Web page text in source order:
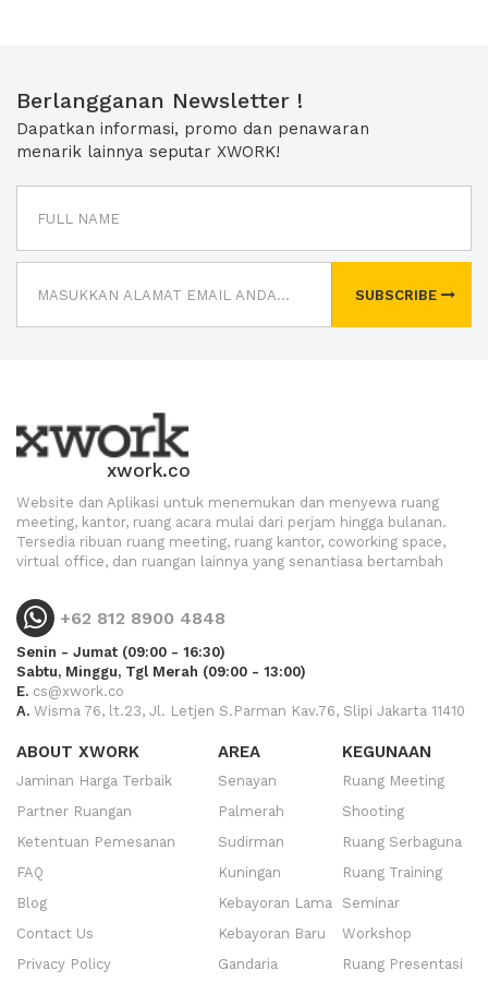
Berlangganan Newsletter !
Dapatkan informasi, promo dan penawaran
menarik lainnya seputar XWORK!
SUBSCRIBE
xwork.co
Website dan Aplikasi untuk menemukan dan menyewa ruang
meeting, kantor, ruang acara mulai dari perjam hingga bulanan.
Tersedia ribuan ruang meeting, ruang kantor, coworking space,
virtual office, dan ruangan lainnya yang senantiasa bertambah
+62 812 8900 4848
Senin - Jumat (09:00 - 16:30)
Sabtu, Minggu, Tgl Merah (09:00 - 13:00)
E. cs@xwork.co
A. Wisma 76, lt.23, Jl. Letjen S.Parman Kav.76, Slipi Jakarta 11410
ABOUT XWORK
Jaminan Harga Terbaik
Partner Ruangan
Ketentuan Pemesanan
FAQ
Blog
Contact Us
Privacy Policy
AREA
Senayan
Palmerah
Sudirman
Kuningan
Kebayoran Lama
Kebayoran Baru
Gandaria
KEGUNAAN
Ruang Meeting
Shooting
Ruang Serbaguna
Ruang Training
Seminar
Workshop
Ruang Presentasi